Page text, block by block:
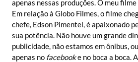
apenas nessas produções. O meu
Em relação à Globo Filmes, o filme
chefe, Edson Pimentel, é apaixonado
sua potência. Não houve um grande
publicidade, não estamos em ônibus,
apenas no facebooke no boca a boca. A